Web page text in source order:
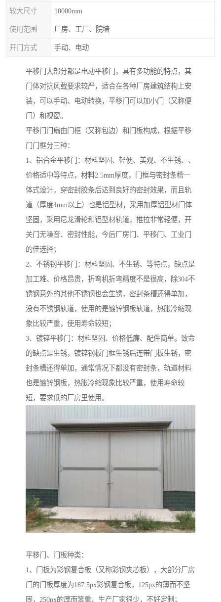
较大尺寸 10000mm
使用范围 厂房、工厂、院墙
开门方式 手动、电动
平移门大部分都是电动平移门，具有多功能的特点，其
门体对抗风载要求较严，适合在各种厂房建筑结构上安
装，可以手动、电动转换，平移门可以加小门（又称便
门）和视窗。
平移门门扇由门框（又称包边）和门板构成，根据平移
门门框分三种：
1、铝合金平移门：材料坚固、轻便、美观、不生锈、、
价格适中等特点，材料2.5mm厚度，门框与密封条槽一
体式设计，穿密封胶条后达到良好的密封效果，而且轨
道（厚度4mm以上）也是铝型材，采用加厚铝型材门体
坚固，采用尼龙滑轮和铝型材轨道，推拉非常轻便，开
关门无噪音、密封性能，今后厂房门、平移门、工业门
的佳选择；
2、不锈钢平移门：材料坚固、不生锈、等特点，缺点是
加工难、价格昂贵，折弯机折弯精度不是很高，除304不
锈钢意外的其他不锈钢也会生锈，密封条槽还得单加，
没有不锈钢轨道，使用的是镀锌钢板轨道，热胀冷缩现
象比较严重，使用寿命较短；
3、镀锌平移门：材料坚固、价格低廉、配件简单。致命
的缺点是生锈，镀锌钢板门框生锈后连带门板生锈，密
封条槽还得单加，通常情况下都没有密封条，轨道材料
也是镀锌钢板，热胀冷缩现象比较严重，使用寿命较
短，要求低的厂房里使用。
平移门、门板种类：
1、门板为彩钢复合板（又称彩钢夹芯板），大部分厂房
门的门板厚度为187.5px彩钢复合板，125px的薄而不坚
固，250px的厚而笨重、生产厂家很少，不好定制；